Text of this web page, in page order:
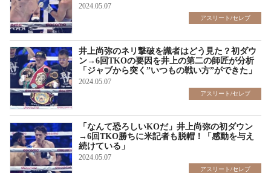
2024.05.07
アスリート/セレブ
井上尚弥のネリ撃破を識者はどう見た？初ダウ
ン→6回TKOの要因を井上の第二の師匠が分析
「ジャブから突く”いつもの戦い方”ができた」
2024.05.07
アスリート/セレブ
「なんて恐ろしいKOだ」井上尚弥の初ダウン
→6回TKO勝ちに米記者も脱帽！「感動を与え
続けている」
2024.05.07
アスリート/セレブ